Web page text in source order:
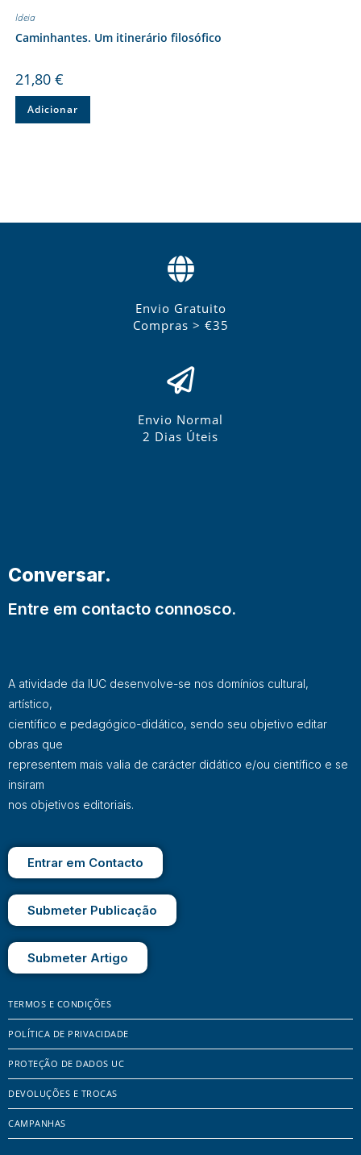
Ideia
Caminhantes. Um itinerário filosófico
21,80 €
Adicionar
Envio Gratuito
Compras > €35
Envio Normal
2 Dias Úteis
Conversar.
Entre em contacto connosco.
A atividade da IUC desenvolve-se nos domínios cultural,
artístico,
científico e pedagógico-didático, sendo seu objetivo editar
obras que
representem mais valia de carácter didático e/ou científico e se
insiram
nos objetivos editoriais.
Entrar em Contacto
Submeter Publicação
Submeter Artigo
TERMOS E CONDIÇÕES
POLÍTICA DE PRIVACIDADE
PROTEÇÃO DE DADOS UC
DEVOLUÇÕES E TROCAS
CAMPANHAS